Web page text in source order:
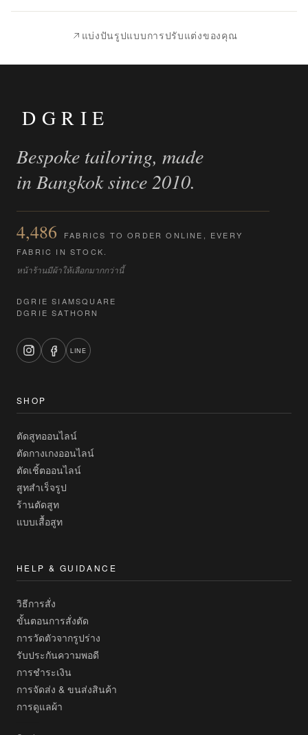
เปรียบ
แบ่งปันรูปแบบการปรับแต่งของคุณ
DGRIE
Bespoke tailoring, made
in Bangkok since 2010.
4,486
FABRICS TO ORDER ONLINE, EVERY
FABRIC IN STOCK.
หน้าร้านมีผ้าให้เลือกมากกว่านี้
DGRIE SIAMSQUARE
DGRIE SATHORN
LINE
SHOP
ตัดสูทออนไลน์
ตัดกางเกงออนไลน์
ตัดเชิ้ตออนไลน์
สูทสำเร็จรูป
ร้านตัดสูท
แบบเสื้อสูท
HELP & GUIDANCE
วิธีการสั่ง
ขั้นตอนการสั่งตัด
การวัดตัวจากรูปร่าง
รับประกันความพอดี
การชำระเงิน
การจัดส่ง & ขนส่งสินค้า
การดูแลผ้า